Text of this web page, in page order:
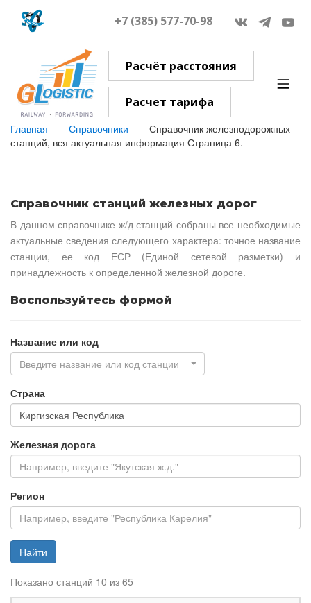
+7 (385) 577-70-98
Расчёт расстояния
Расчет тарифа
Главная Справочники
Справочник железнодорожных
станций, вся актуальная информация Страница 6.
Справочник станций железных дорог
В данном справочнике ж/д станций собраны все необходимые
актуальные сведения следующего характера: точное название
станции, ее код ЕСР (Единой сетевой разметки) и
принадлежность к определенной железной дороге.
Воспользуйтесь формой
Название или код
Введите название или код станции
Страна
Железная дорога
Регион
Найти
Показано станций 10 из 65